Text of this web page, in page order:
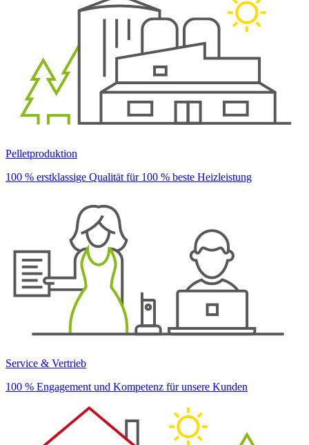
Pelletproduktion
100 % erstklassige Qualität für 100 % beste Heizleistung
Service & Vertrieb
100 % Engagement und Kompetenz für unsere Kunden